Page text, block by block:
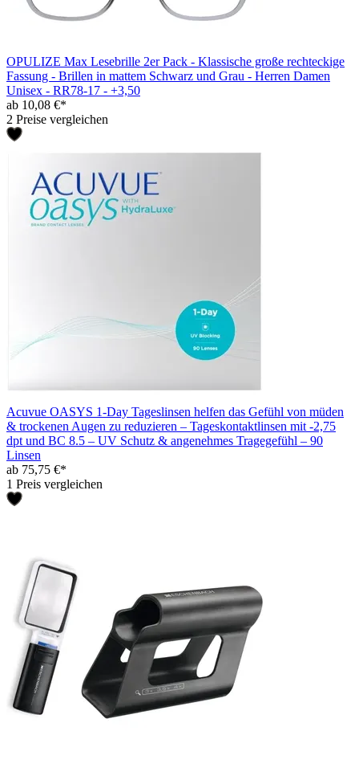
OPULIZE Max Lesebrille 2er Pack - Klassische große rechteckige
Fassung - Brillen in mattem Schwarz und Grau - Herren Damen
Unisex - RR78-17 - +3,50
ab 10,08 €*
2 Preise vergleichen
Acuvue OASYS 1-Day Tageslinsen helfen das Gefühl von müden
& trockenen Augen zu reduzieren – Tageskontaktlinsen mit -2,75
dpt und BC 8.5 – UV Schutz & angenehmes Tragegefühl – 90
Linsen
ab 75,75 €*
1 Preis vergleichen